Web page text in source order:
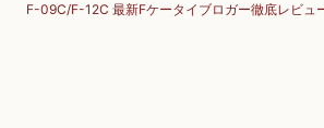
F-09C/F-12C 最新Fケータイブロガー徹底レビュ